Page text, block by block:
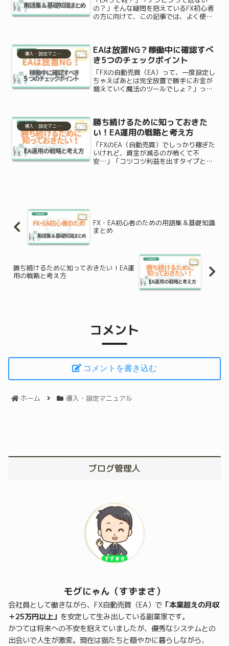
の？」そんな疑問を抱えているFX初心者
の方に向けて、この記事では、よく使わ
門的なカタカナ用語...
導入・設定マニュアル
EAは放置NG？稼働中に確認すべ
き5つのチェックポイント
「FXの自動売買（EA）って、一度設定し
ちゃえばあとは完全放置で勝手にお金が
増えていく魔法のツールでしょ？」って
るのはめちゃくちゃ...
導入・設定マニュアル
勝ち続けるために知っておきた
い！EA運用の戦略と考え方
「FXのEA（自動売買）でしっかり稼ぎた
いけれど、資金が減るのが怖くて不
安…」「コツコツ利益を出すタイプと、
FX・EA初心者のための用語集＆基礎知識
まとめ
勝ち続けるために知っておきたい！EA運
用の戦略と考え方
コメント
コメントを書き込む
ホーム 導入・設定マニュアル
ブログ管理人
モグにゃん（すずまさ）
会社員として働きながら、FX自動売買（EA）で 「本業超えの月収
＋25万円以上」 を安定して生み出している副業家です。
かつては将来への不安を抱えていましたが、優秀なシステムとの
出会いで人生が激変。現在は猫たちと穏やかに暮らしながら、